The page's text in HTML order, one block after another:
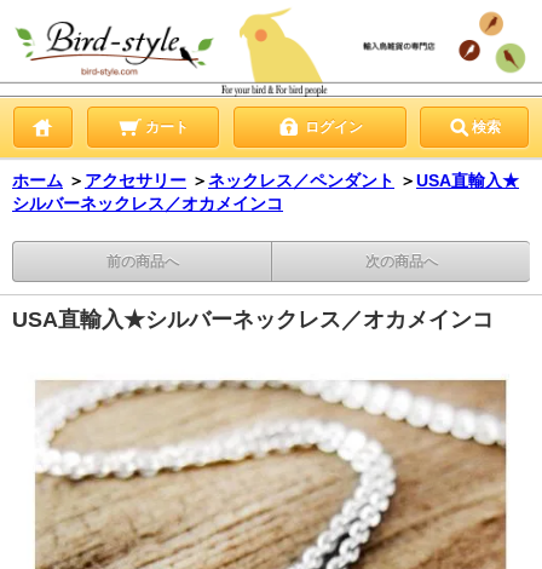
カート ログイン 検索
ホーム ＞ アクセサリー ＞ネックレス／ペンダント ＞USA直輸入★
シルバーネックレス／オカメインコ
前の商品へ 次の商品へ
USA直輸入★シルバーネックレス／オカメインコ